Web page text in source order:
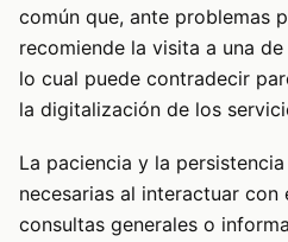
común que, ante problemas
recomiende la visita a una
lo cual puede contradecir
la digitalización de los
La paciencia y la
necesarias al interactuar con
consultas generales o